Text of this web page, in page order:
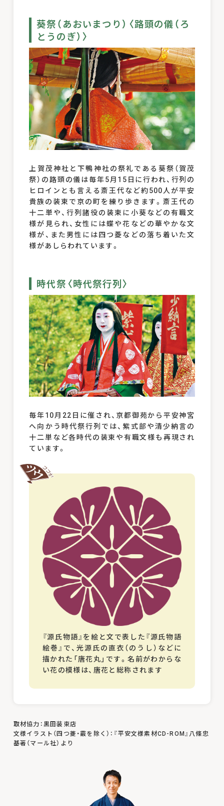
葵祭（あおいまつり）〈路頭の儀（ろ
とうのぎ）〉
上賀茂神社と下鴨神社の祭礼である葵祭（賀茂
祭）の路頭の儀は毎年5月15日に行われ、行列の
ヒロインとも言える斎王代など約500人が平安
貴族の装束で京の町を練り歩きます。斎王代の
十二単や、行列諸役の装束に小葵などの有職文
様が見られ、女性には蝶や花などの華やかな文
様が、また男性には四つ菱などの落ち着いた文
様があしらわれています。
時代祭〈時代祭行列〉
毎年10月22日に催され、京都御苑から平安神宮
へ向かう時代祭行列では、紫式部や清少納言の
十二単など各時代の装束や有職文様も再現され
ています。
『源氏物語』を絵と文で表した『源氏物語
絵巻』で、光源氏の直衣（のうし）などに
描かれた「唐花丸」です。名前がわからな
い花の模様は、唐花と総称されます
取材協力：黒田装束店
文様イラスト（四つ菱・霰を除く）：『平安文様素材CD-ROM』八條忠
基著（マール社）より